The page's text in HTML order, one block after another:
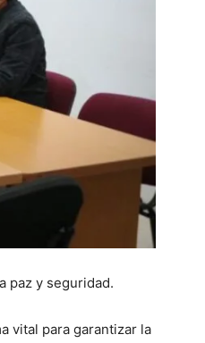
paz y seguridad.
vital para garantizar la